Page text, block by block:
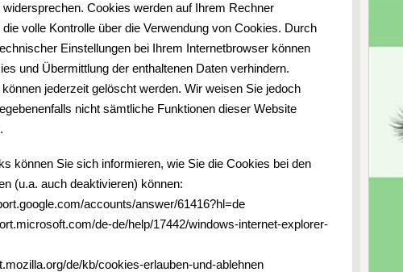
Cookies werden auf Ihrem Rechner
volle Kontrolle über die Verwendung von Cookies. Durch
Einstellungen bei Ihrem Internetbrowser können
und Übermittlung der enthaltenen Daten verhindern.
jederzeit gelöscht werden. Wir weisen Sie jedoch
nicht sämtliche Funktionen dieser Website
können Sie sich informieren, wie Sie die Cookies bei den
(u.a. auch deaktivieren) können:
accounts/answer/61416?hl=de
de-de/help/17442/windows-internet-explorer-
de/kb/cookies-erlauben-und-ablehnen